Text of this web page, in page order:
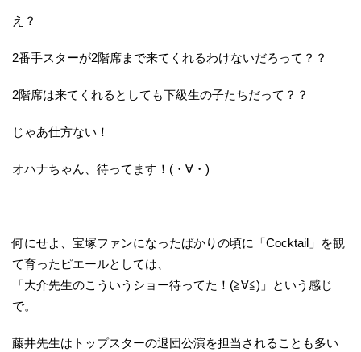
え？
2番手スターが2階席まで来てくれるわけないだろって？？
2階席は来てくれるとしても下級生の子たちだって？？
じゃあ仕方ない！
オハナちゃん、待ってます！(・∀・)
何にせよ、宝塚ファンになったばかりの頃に「Cocktail」を観
て育ったピエールとしては、
「大介先生のこういうショー待ってた！(≧∀≦)」という感じ
で。
藤井先生はトップスターの退団公演を担当されることも多い